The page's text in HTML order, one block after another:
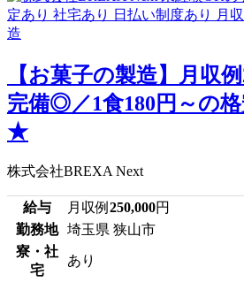
【お菓子の製造】月収
完備◎／1食180円～の
★
株式会社BREXA Next
給与 月収例 250,000円
勤務地
埼玉県 狭山市
寮・社
宅
あり